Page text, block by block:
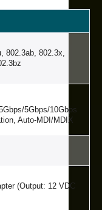
802.3ab, 802.3x,
5Gbps/10Gbps
Auto-MDI/MDIX
(Output: 12 VDC